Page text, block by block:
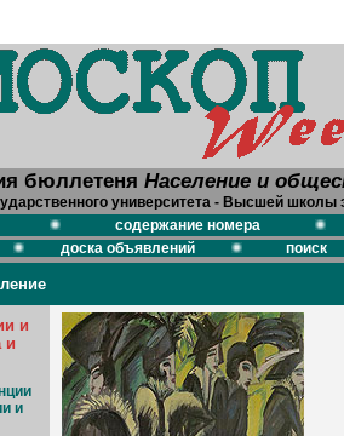
бюллетеня Население и
университета - Высшей школы
содержание номера
доска объявлений поиск
и
и
и